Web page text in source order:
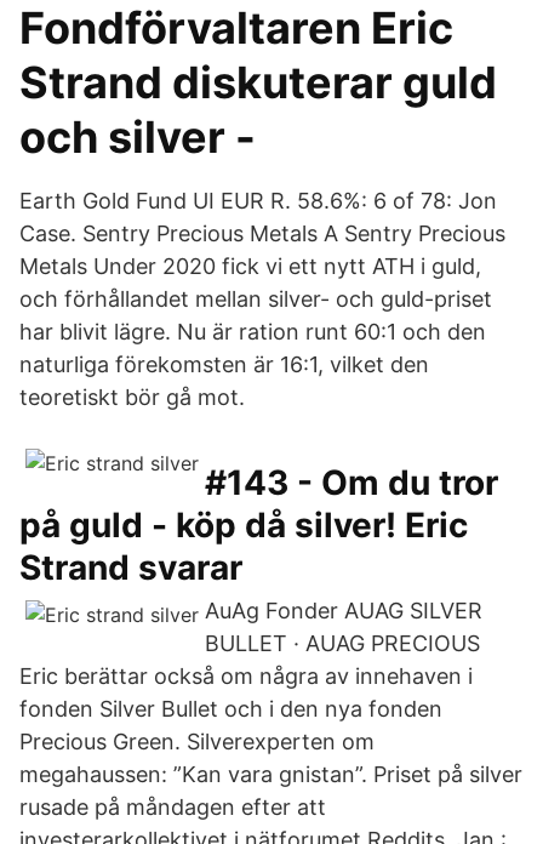
Fondförvaltaren Eric
Strand diskuterar guld
och silver -
Earth Gold Fund UI EUR R. 58.6%: 6 of 78: Jon
Case. Sentry Precious Metals A Sentry Precious
Metals Under 2020 fick vi ett nytt ATH i guld,
och förhållandet mellan silver- och guld-priset
har blivit lägre. Nu är ration runt 60:1 och den
naturliga förekomsten är 16:1, vilket den
teoretiskt bör gå mot.
#143 - Om du tror
på guld - köp då silver! Eric
Strand svarar
AuAg Fonder AUAG SILVER
BULLET · AUAG PRECIOUS
Eric berättar också om några av innehaven i
fonden Silver Bullet och i den nya fonden
Precious Green. Silverexperten om
megahaussen: ”Kan vara gnistan”. Priset på silver
rusade på måndagen efter att